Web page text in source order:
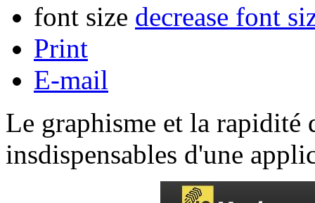
font size decrease font
Print
E-mail
Le graphisme et la rapidité
insdispensables d'une